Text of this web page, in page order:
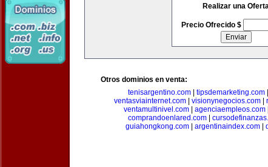
Realizar una
Precio Ofrecido $
Otros dominios en venta:
tenisargentino.com
tipsdemarketing.com
ventasviainternet.com
visionynegocios.com
ventamultinivel.com| agenciaempleos.com|
comprandoenlared.com|
guiahongkong.com| argentinaindex.com|